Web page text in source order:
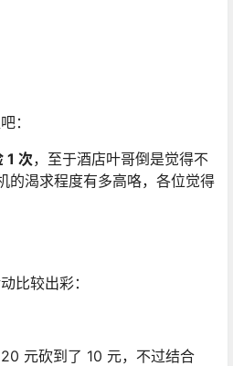
：
1 次，至于酒店叶哥倒是觉得不
渴求程度有多高咯，各位觉得
比较出彩：
元砍到了 10 元，不过结合